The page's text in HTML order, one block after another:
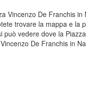
Vincenzo De Franchis
trovare la mappa e la
vedere dove la
De Franchis in